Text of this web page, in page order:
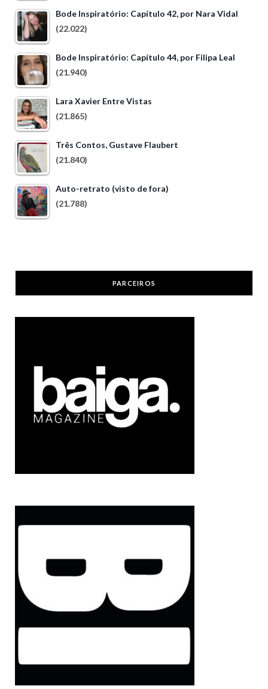
Bode Inspiratório: Capítulo 42, por Nara Vidal
(22.022)
Bode Inspiratório: Capítulo 44, por Filipa Leal
(21.940)
Lara Xavier Entre Vistas
(21.865)
Três Contos, Gustave Flaubert
(21.840)
Auto-retrato (visto de fora)
(21.788)
PARCEIROS